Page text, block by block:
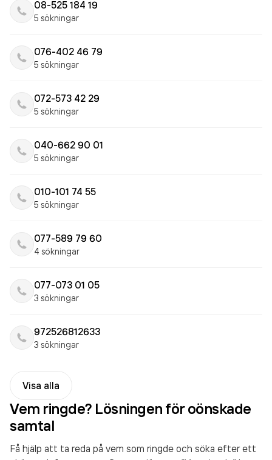
08-525 184 19
5 sökningar
076-402 46 79
5 sökningar
072-573 42 29
5 sökningar
040-662 90 01
5 sökningar
010-101 74 55
5 sökningar
077-589 79 60
4 sökningar
077-073 01 05
3 sökningar
972526812633
3 sökningar
Visa alla
Vem ringde? Lösningen för oönskade
samtal
Få hjälp att ta reda på vem som ringde och söka efter ett